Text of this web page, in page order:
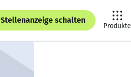
Stellenanzeige schalten
Produkte